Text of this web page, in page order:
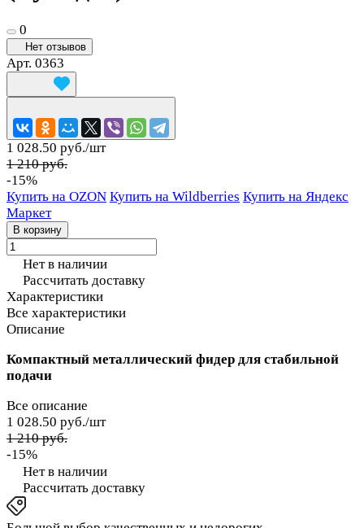
0
Нет отзывов
Арт. 0363
1 028.50 руб./шт
1 210 руб.
-15%
Купить на OZON Купить на Wildberries Купить на Яндекс
Маркет
В корзину
Нет в наличии
Рассчитать доставку
Характеристики
Все характеристики
Описание
Компактный металлический фидер для стабильной
подачи
Все описание
1 028.50 руб./шт
1 210 руб.
-15%
Нет в наличии
Рассчитать доставку